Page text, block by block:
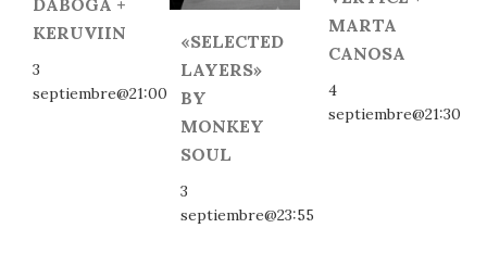
KERUVIIN
3
septiembre@21:00
«SELECTED
LAYERS»
BY
MONKEY
SOUL
3
septiembre@23:55
MARTA
CANOSA
4
septiembre@21:30